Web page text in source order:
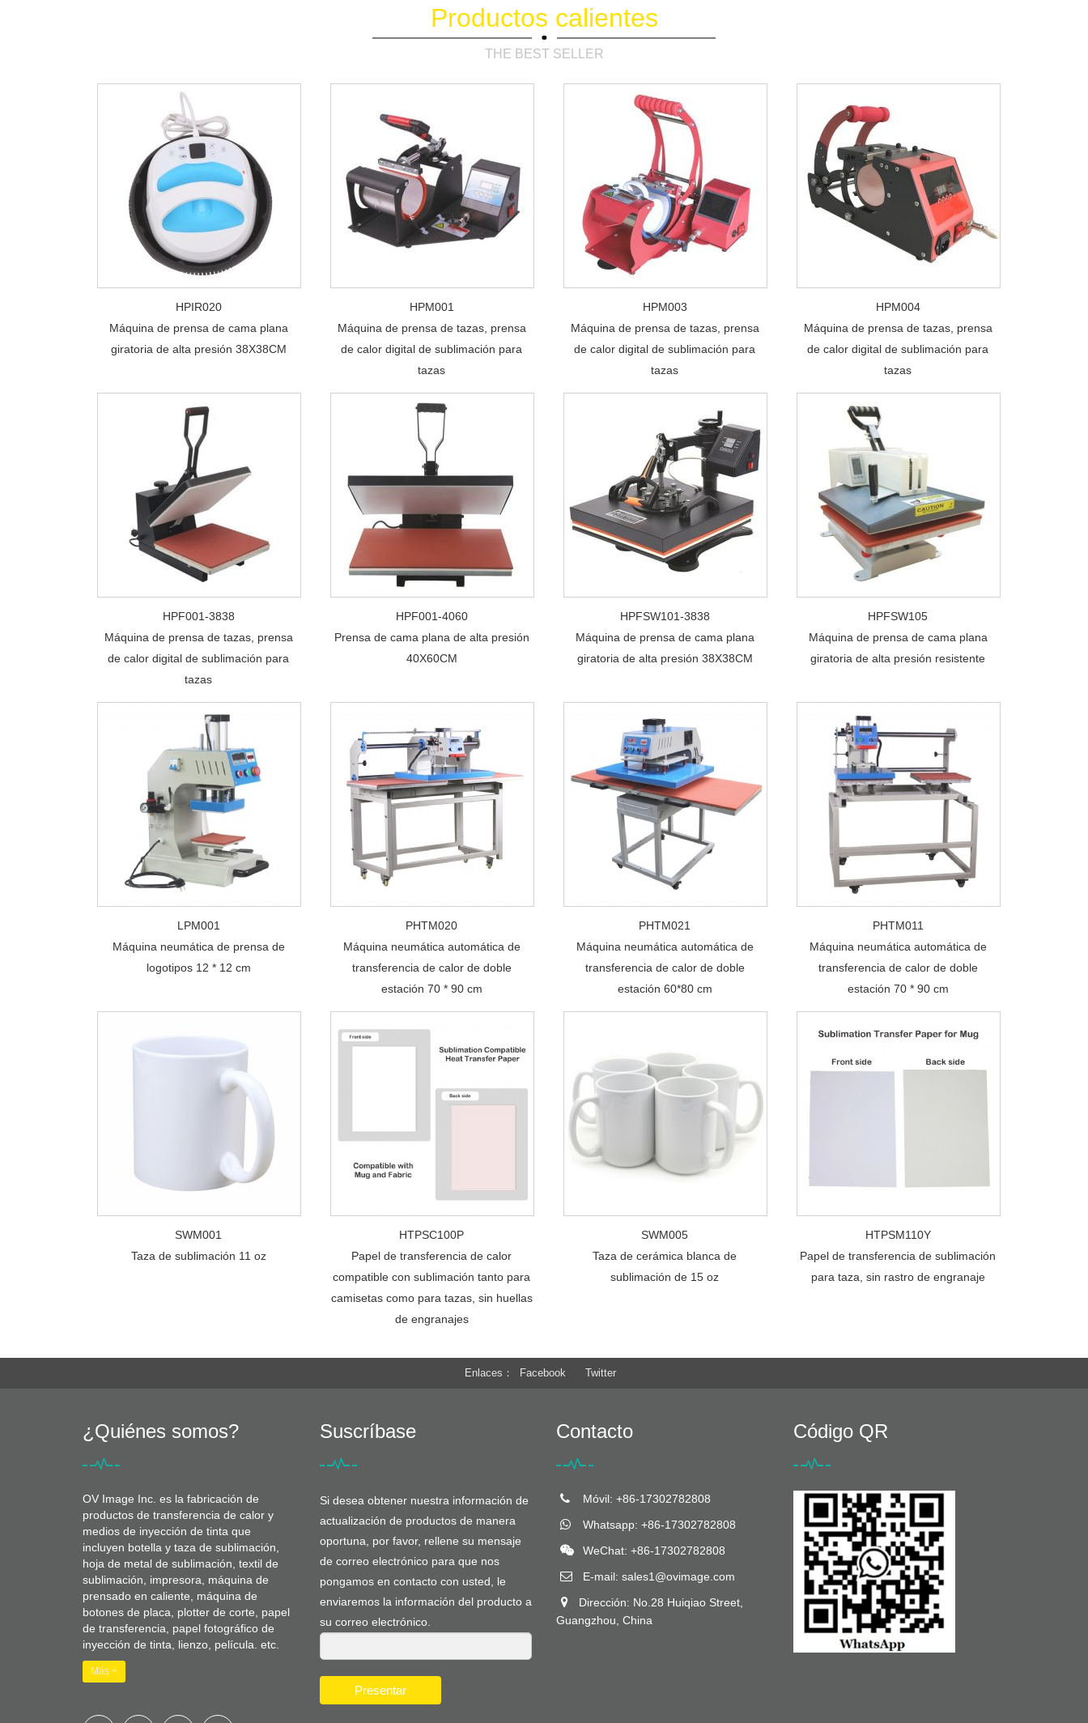
Productos calientes
THE BEST SELLER
HPIR020
Máquina de prensa de cama plana
giratoria de alta presión 38X38CM
HPM001
Máquina de prensa de tazas, prensa
de calor digital de sublimación para
tazas
HPM003
Máquina de prensa de tazas, prensa
de calor digital de sublimación para
tazas
HPM004
Máquina de prensa de tazas, prensa
de calor digital de sublimación para
tazas
HPF001-3838
Máquina de prensa de tazas, prensa
de calor digital de sublimación para
tazas
HPF001-4060
Prensa de cama plana de alta presión
40X60CM
HPFSW101-3838
Máquina de prensa de cama plana
giratoria de alta presión 38X38CM
HPFSW105
Máquina de prensa de cama plana
giratoria de alta presión resistente
LPM001
Máquina neumática de prensa de
logotipos 12 * 12 cm
PHTM020
Máquina neumática automática de
transferencia de calor de doble
estación 70 * 90 cm
PHTM021
Máquina neumática automática de
transferencia de calor de doble
estación 60*80 cm
PHTM011
Máquina neumática automática de
transferencia de calor de doble
estación 70 * 90 cm
SWM001
Taza de sublimación 11 oz
HTPSC100P
Papel de transferencia de calor
compatible con sublimación tanto para
camisetas como para tazas, sin huellas
de engranajes
SWM005
Taza de cerámica blanca de
sublimación de 15 oz
HTPSM110Y
Papel de transferencia de sublimación
para taza, sin rastro de engranaje
Enlaces Facebook Twitter
¿Quiénes somos?
OV Image Inc. es la fabricación de
productos de transferencia de calor y
medios de inyección de tinta que
incluyen botella y taza de sublimación,
hoja de metal de sublimación, textil de
sublimación, impresora, máquina de
prensado en caliente, máquina de
botones de placa, plotter de corte, papel
de transferencia, papel fotográfico de
inyección de tinta, lienzo, película. etc.
Más +
Suscríbase
Si desea obtener nuestra información de
actualización de productos de manera
oportuna, por favor, rellene su mensaje
de correo electrónico para que nos
pongamos en contacto con usted, le
enviaremos la información del producto a
su correo electrónico.
Presentar
Contacto
Móvil: +86-17302782808
Whatsapp: +86-17302782808
WeChat: +86-17302782808
E-mail: sales1@ovimage.com
Dirección: No.28 Huiqiao Street,
Guangzhou, China
Código QR